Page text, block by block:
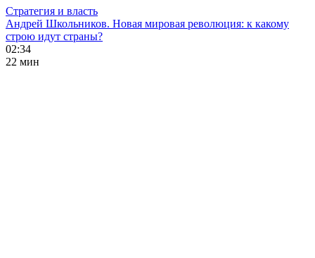
Стратегия и власть
Андрей Школьников. Новая мировая революция: к какому
строю идут страны?
02:34
22 мин